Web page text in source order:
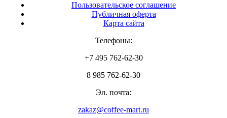
Пользовательское соглашение
Публичная оферта
Карта сайта
Телефоны:
+7 495 762-62-30
8 985 762-62-30
Эл. почта:
zakaz@coffee-mart.ru